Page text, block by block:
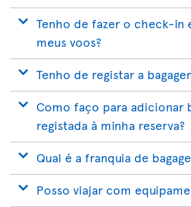
Tenho de fazer o check-in
meus voos?
Tenho de registar a
Como faço para adicionar
registada à minha reserva?
Qual é a franquia de
Posso viajar com